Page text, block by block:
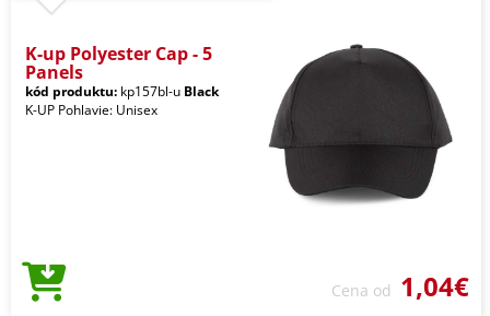
K-up Polyester Cap - 5
Panels
kód produktu: kp157bl-u Black
K-UP Pohlavie: Unisex
Cena od 1,04€